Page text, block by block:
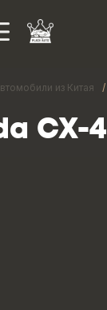
из Китая /
CX-4